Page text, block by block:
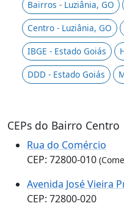
Bairros - Luziânia, GO
Centro - Luziânia, GO
IBGE - Estado Goiás
DDD - Estado Goiás
CEPs do Bairro Centro
Rua do Comércio
CEP: 72800-010
Avenida José Vieira
CEP: 72800-020